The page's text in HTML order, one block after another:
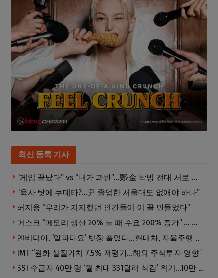
최신 등록 기사
“게임 끝났다” vs “내가 과반”…鄭·金 박빙 전대 서로 우위 주장
“육사 탓에 쿠데타?…尹 졸업한 서울대도 없애야 하나”
허지웅 “우리가 지지했던 인간들이 이 꼴 만들었다”
머스크 “메모리 생산 20% 늘 때 수요 200% 증가” … 반도체 매출 1조달러 눈 앞
엔비디아, ‘알파마요’ 빗장 풀었다…현대차, 자율주행 속도내나
IMF “원화 실질가치 7.5% 저평가…해외 주식투자 영향”
SSI 수급자 40만 명 ‘월 최대 331달러 삭감’ 위기…10만 명은 수급자격 상실